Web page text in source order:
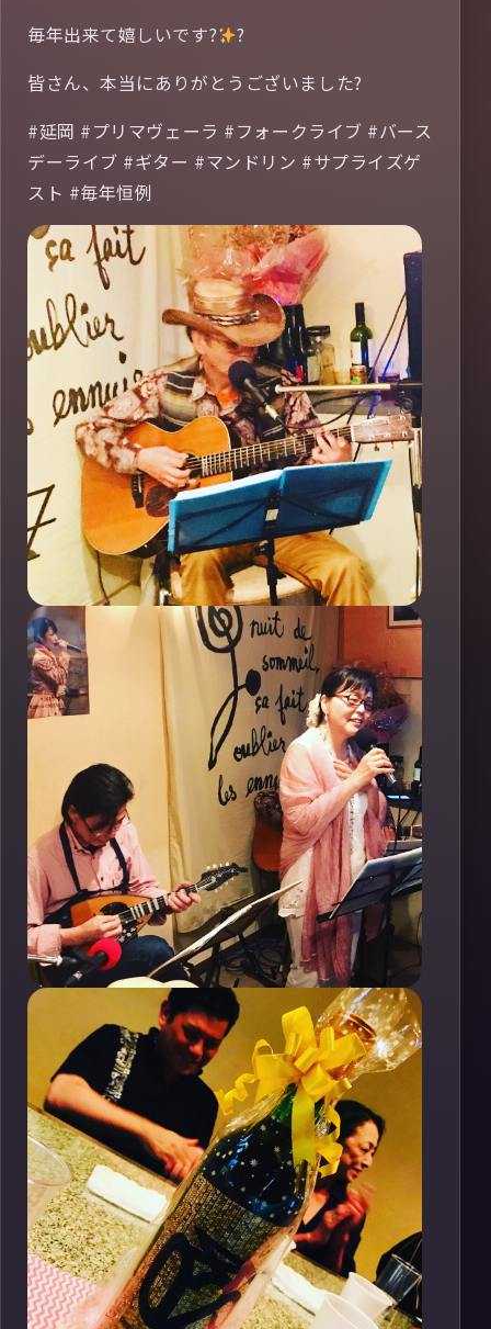
毎年出来て嬉しいです?
?
皆さん、本当にありがとうございました?
#延岡 #プリマヴェーラ #フォークライブ #バース
デーライブ #ギター #マンドリン #サプライズゲ
スト #毎年恒例